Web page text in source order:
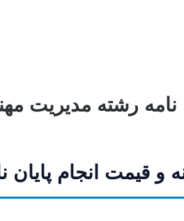
نامه رشته
و قیمت انجام